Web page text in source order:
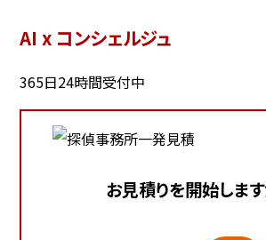
AI x コンシェルジュ
365日24時間受付中
お見積りを開始します